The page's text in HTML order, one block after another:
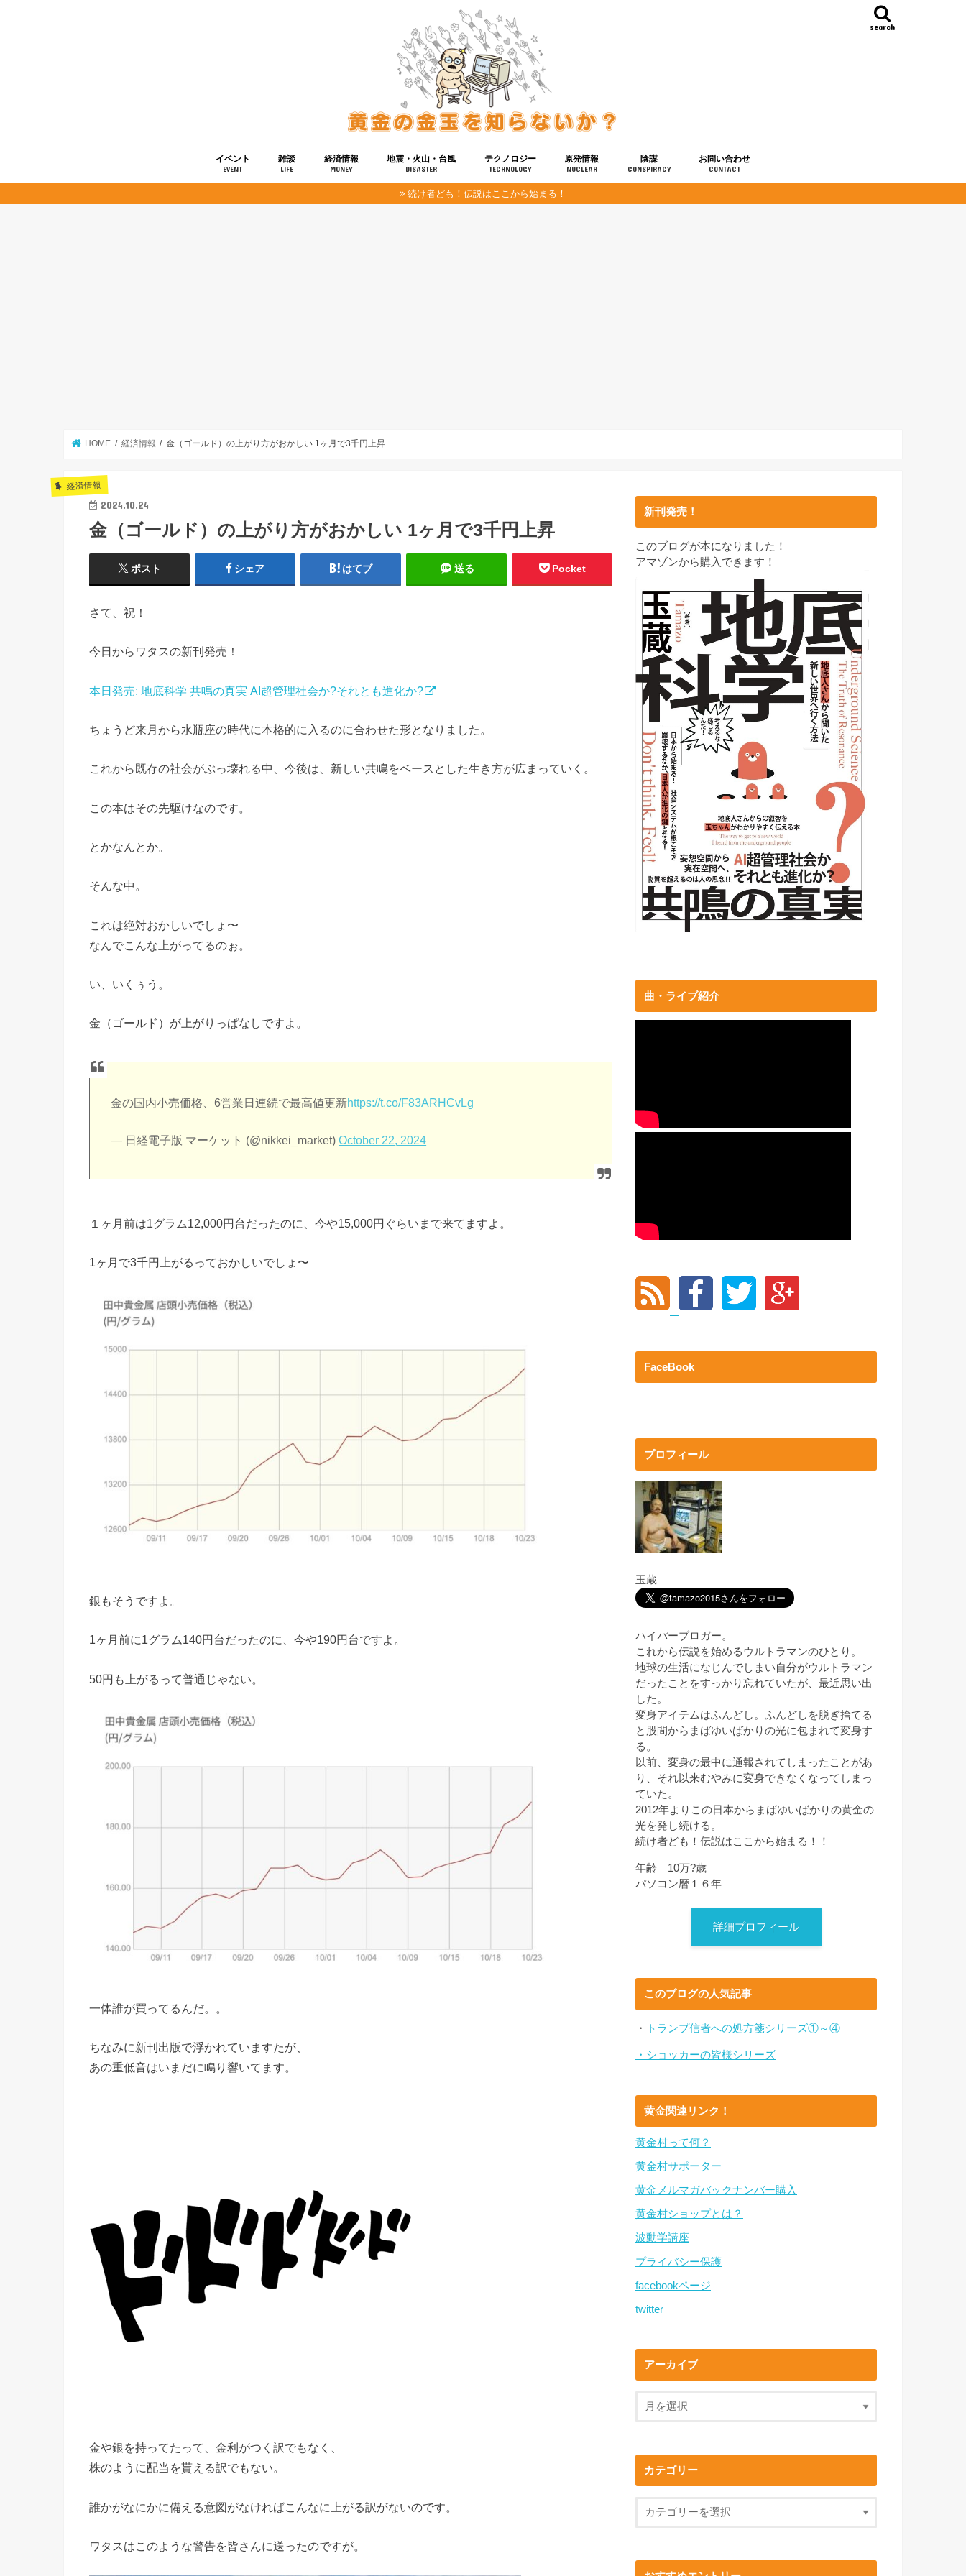
search
イベント
EVENT
雑談
LIFE
経済情報
MONEY
地震・火山・台風
DISASTER
テクノロジー
TECHNOLOGY
健康
宇宙
原発情報
NUCLEAR
陰謀
CONSPIRACY
お問い合わせ
CONTACT
続け者ども！伝説はここから始まる！
HOME 経済情報 金（ゴールド）の上がり方がおかしい 1ヶ月で3千円上昇
経済情報
2024.10.24
金（ゴールド）の上がり方がおかしい 1ヶ月で3千円上昇
ポスト シェア はてブ 送る Pocket
さて、祝！
今日からワタスの新刊発売！
本日発売: 地底科学 共鳴の真実 AI超管理社会か?それとも進化か?
ちょうど来月から水瓶座の時代に本格的に入るのに合わせた形となりました。
これから既存の社会がぶっ壊れる中、今後は、新しい共鳴をベースとした生き方が広まっていく。
この本はその先駆けなのです。
とかなんとか。
そんな中。
これは絶対おかしいでしょ〜
なんでこんな上がってるのぉ。
い、いくぅう。
金（ゴールド）が上がりっぱなしですよ。
金の国内小売価格、6営業日連続で最高値更新https://t.co/F83ARHCvLg
— 日経電子版 マーケット (@nikkei_market)October 22, 2024
１ヶ月前は1グラム12,000円台だったのに、今や15,000円ぐらいまで来てますよ。
1ヶ月で3千円上がるっておかしいでしょ〜
銀もそうですよ。
1ヶ月前に1グラム140円台だったのに、今や190円台ですよ。
50円も上がるって普通じゃない。
一体誰が買ってるんだ。。
ちなみに新刊出版で浮かれていますたが、
あの重低音はいまだに鳴り響いてます。
金や銀を持ってたって、金利がつく訳でもなく、
株のように配当を貰える訳でもない。
誰かがなにかに備える意図がなければこんなに上がる訳がないのです。
ワタスはこのような警告を皆さんに送ったのですが。
新刊発売！
このブログが本になりました！
アマゾンから購入できます！
曲・ライブ紹介
FaceBook
プロフィール
玉蔵
ハイパーブロガー。
これから伝説を始めるウルトラマンのひとり。
地球の生活になじんでしまい自分がウルトラマン
だったことをすっかり忘れていたが、最近思い出
した。
変身アイテムはふんどし。ふんどしを脱ぎ捨てる
と股間からまばゆいばかりの光に包まれて変身す
る。
以前、変身の最中に通報されてしまったことがあ
り、それ以来むやみに変身できなくなってしまっ
ていた。
2012年よりこの日本からまばゆいばかりの黄金の
光を発し続ける。
続け者ども！伝説はここから始まる！！
年齢 10万?歳
パソコン暦１６年
詳細プロフィール
このブログの人気記事
・ トランプ信者への処方箋シリーズ①～④
・ショッカーの皆様シリーズ
黄金関連リンク！
黄金村って何？
黄金村サポーター
黄金メルマガバックナンバー購入
黄金村ショップとは？
波動学講座
プライバシー保護
facebookページ
twitter
アーカイブ
カテゴリー